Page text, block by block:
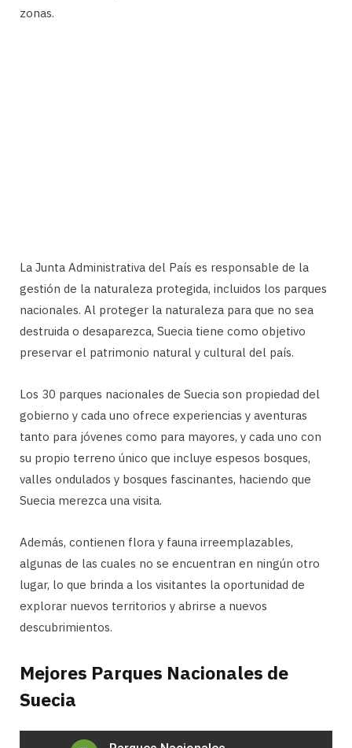
zonas.
La Junta Administrativa del País es responsable de la
gestión de la naturaleza protegida, incluidos los parques
nacionales. Al proteger la naturaleza para que no sea
destruida o desaparezca, Suecia tiene como objetivo
preservar el patrimonio natural y cultural del país.
Los 30 parques nacionales de Suecia son propiedad del
gobierno y cada uno ofrece experiencias y aventuras
tanto para jóvenes como para mayores, y cada uno con
su propio terreno único que incluye espesos bosques,
valles ondulados y bosques fascinantes, haciendo que
Suecia merezca una visita.
Además, contienen flora y fauna irreemplazables,
algunas de las cuales no se encuentran en ningún otro
lugar, lo que brinda a los visitantes la oportunidad de
explorar nuevos territorios y abrirse a nuevos
descubrimientos.
Mejores Parques Nacionales de
Suecia